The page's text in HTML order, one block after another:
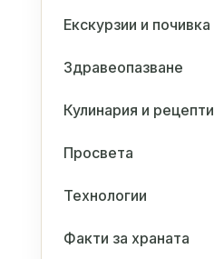
Екскурзии и почивка
Здравеопазване
Кулинария и рецепти
Просвета
Технологии
Факти за храната